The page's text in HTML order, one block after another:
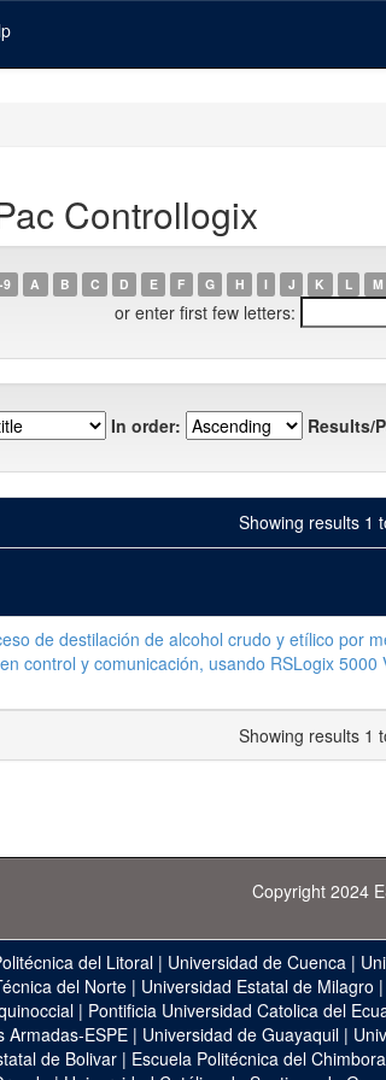
Controllogix
9 A B C D E F G H I J K L M
or enter first few letters:
In order: Results/
Showing results 1
de destilación de alcohol crudo y etílico por
control y comunicación, usando RSLogix 5000
Showing results 1
Copyright 2024
del Litoral | Universidad de Cuenca |
del Norte| Universidad Estatal de Milagro |
| Pontificia Universidad Catolica del
Armadas-ESPE | Universidad de Guayaquil |
de Bolivar| Escuela Politécnica del